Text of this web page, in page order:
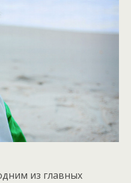
из главных